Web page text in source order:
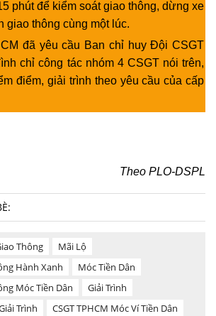
phút để kiểm soát giao thông, dừng xe
giao thông cùng một lúc.
đã yêu cầu Ban chỉ huy Đội CSGT
chỉ công tác nhóm 4 CSGT nói trên,
điểm, giải trình theo yêu cầu của cấp
Theo PLO-DSPL
Thông
Mãi Lộ
Hành Xanh
Móc Tiền Dân
Móc Tiền Dân
Giải Trình
Trình
CSGT TPHCM Móc Ví Tiền Dân